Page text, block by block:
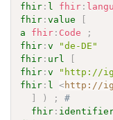
fhir : l fhir :
fhir :value
a
fhir : Code
;
fhir :v "de-DE"
fhir : url
fhir :v
"http://
fhir : l <http://
) ;
#
fhir :